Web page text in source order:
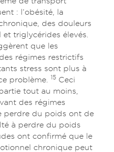
: l’obésité, la
des douleurs
triglycérides élevés.
que les
régimes restrictifs
stress sont plus à
problème.
15 Ceci
tout au moins,
des régimes
perdre du poids ont de
à perdre du poids
ont confirmé que le
chronique peut